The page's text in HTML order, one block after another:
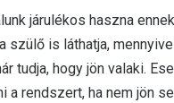
járulékos haszna
szülő is láthatja,
tudja, hogy jön valaki.
a rendszert, ha nem jön